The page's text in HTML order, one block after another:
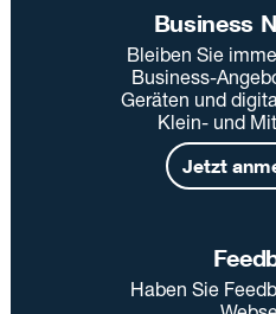
Business
Bleiben Sie
Business-
Geräten und
Klein- und
Jetzt
Haben Sie